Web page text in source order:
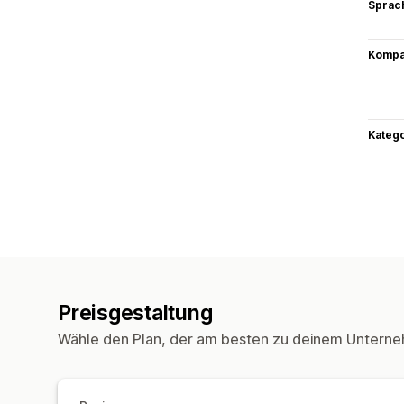
Preisgestaltung
Wähle den Plan, der am besten zu deinem